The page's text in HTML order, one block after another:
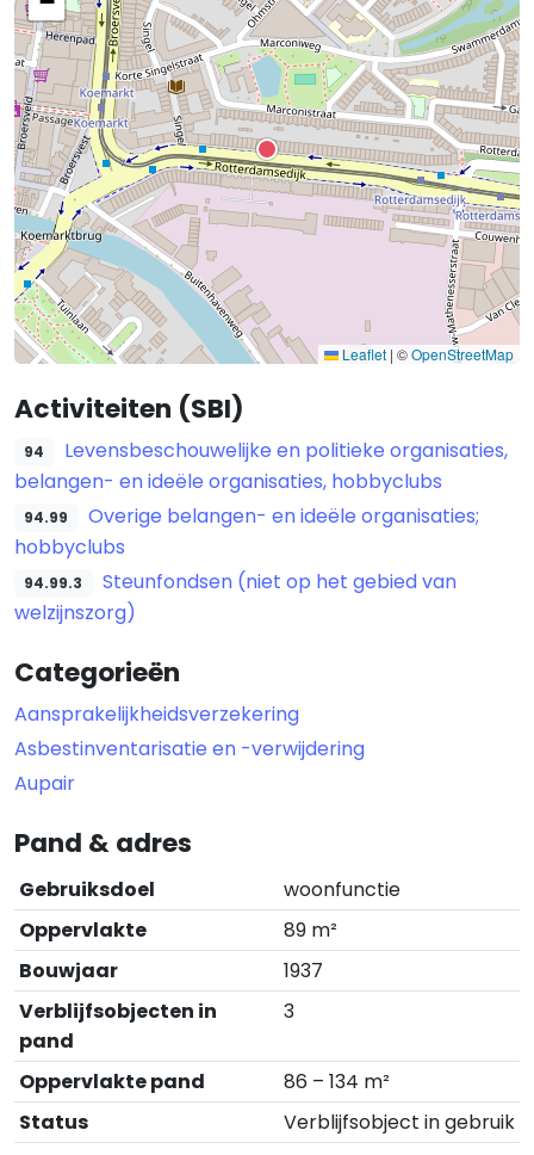
Leaflet | ©OpenStreetMap
Activiteiten (SBI)
94
Levensbeschouwelijke en politieke organisaties,
belangen- en ideële organisaties, hobbyclubs
94.99
Overige belangen- en ideële organisaties;
hobbyclubs
94.99.3
Steunfondsen (niet op het gebied van
welzijnszorg)
Categorieën
Aansprakelijkheidsverzekering
Asbestinventarisatie en -verwijdering
Aupair
Pand & adres
Gebruiksdoel
woonfunctie
Oppervlakte
89 m²
Bouwjaar
1937
Verblijfsobjecten in
pand
3
Oppervlakte pand
86 – 134 m²
Status
Verblijfsobject in gebruik